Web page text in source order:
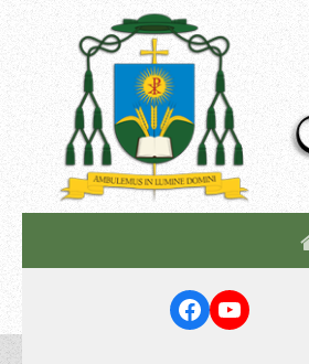
Facebook
YouTube